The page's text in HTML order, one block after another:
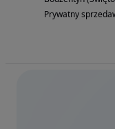
Prywatny